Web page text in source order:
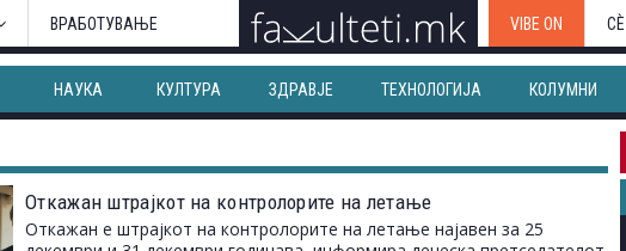
ВРАБОТУВАЊЕ VIBE ON
НАУКА КУЛТУРА ЗДРАВЈЕ ТЕХНОЛОГИЈА КОЛУМНИ
Откажан штрајкот на контролорите на летање
Откажан е штрајкот на контролорите на летање најавен за 25